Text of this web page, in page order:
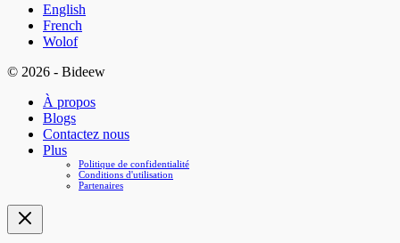
English
French
Wolof
© 2026 - Bideew
À propos
Blogs
Contactez nous
Plus
Politique de confidentialité
Conditions d'utilisation
Partenaires